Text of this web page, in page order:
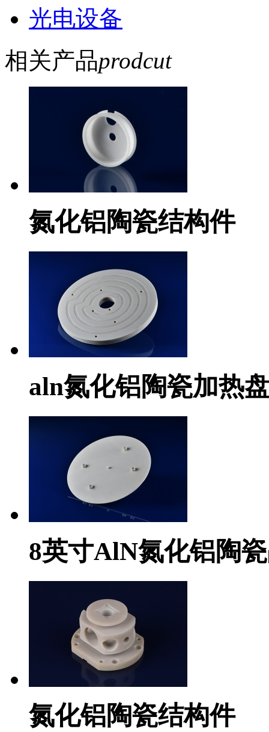
光电设备
相关产品prodcut
氮化铝陶瓷结构件
aln氮化铝陶瓷加热
8英寸AlN氮化铝陶
氮化铝陶瓷结构件